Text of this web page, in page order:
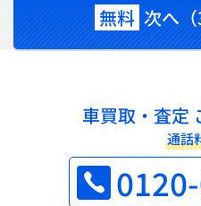
無料 次へ（
車買取・査定
通話